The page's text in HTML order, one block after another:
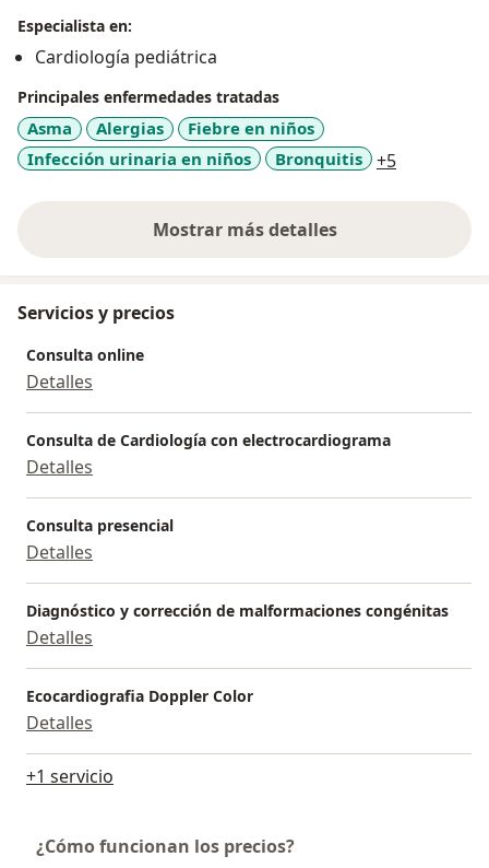
Especialista en:
Cardiología pediátrica
Principales enfermedades tratadas
Asma Alergias
Fiebre en niños
Infección urinaria en niños
Bronquitis +5
Mostrar más detalles
sobre la experiencia
Servicios y precios
Consulta online
Detalles
Consulta de Cardiología con electrocardiograma
Detalles
Consulta presencial
Detalles
Diagnóstico y corrección de malformaciones congénitas
Detalles
Ecocardiografia Doppler Color
Detalles
+1 servicio
¿Cómo funcionan los precios?